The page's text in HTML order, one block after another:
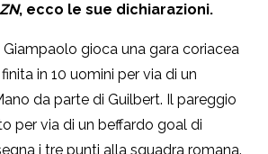
, ecco le sue dichiarazioni.
gioca una gara coriacea
in 10 uomini per via di un
da parte di Guilbert. Il pareggio
per via di un beffardo goal di
i tre punti alla squadra romana.